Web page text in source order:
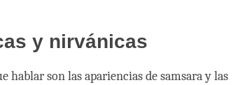
y nirvánicas
hablar son las apariencias de samsara y las